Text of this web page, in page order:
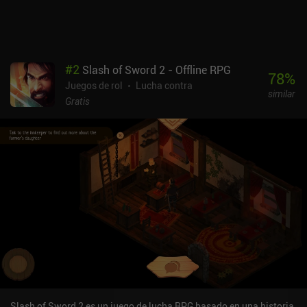
#2 Slash of Sword 2 - Offline RPG
Juegos de rol
Lucha contra
Gratis
78%
similar